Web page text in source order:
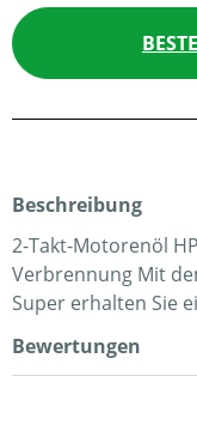
Beschreibung
2-Takt-Motorenöl
Verbrennung Mit
Super erhalten Sie
Bewertungen